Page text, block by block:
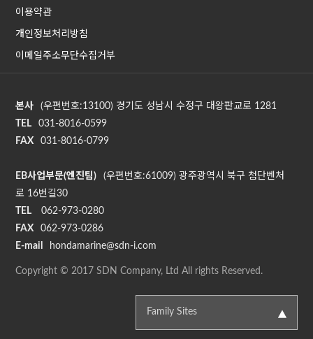
이용약관
개인정보처리방침
이메일주소무단수집거부
본사
(우편번호:13100) 경기도 성남시 수정구 대왕판교로 1281
TEL
031-8016-0599
FAX
031-8016-0799
EB사업부문(엔진팀)
(우편번호:61009) 광주광역시 북구 첨단벤처
로 16번길30
TEL
062-973-0280
FAX
062-973-0286
E-mail
hondamarine@sdn-i.com
Copyright © 2017 SDN Company, Ltd All rights Reserved.
Family Sites